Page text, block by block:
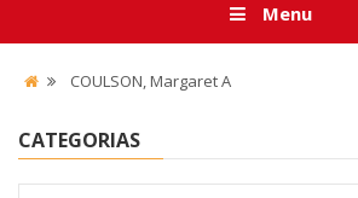
Menu
COULSON, Margaret A
CATEGORIAS